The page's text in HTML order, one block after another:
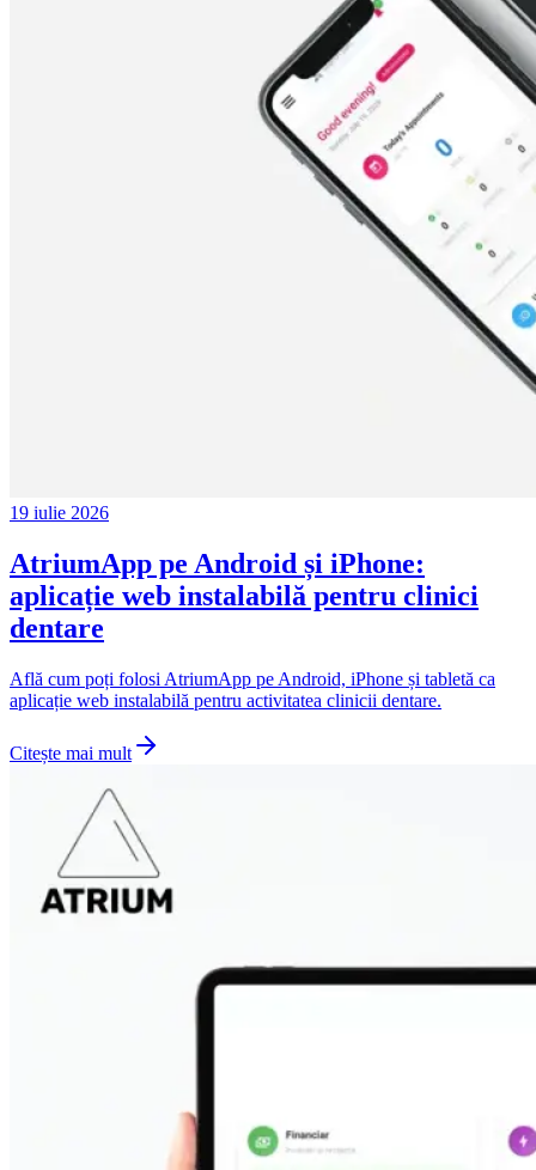
19 iulie 2026
AtriumApp pe Android și iPhone:
aplicație web instalabilă pentru clinici
dentare
Află cum poți folosi AtriumApp pe Android, iPhone și tabletă ca
aplicație web instalabilă pentru activitatea clinicii dentare.
Citește mai mult